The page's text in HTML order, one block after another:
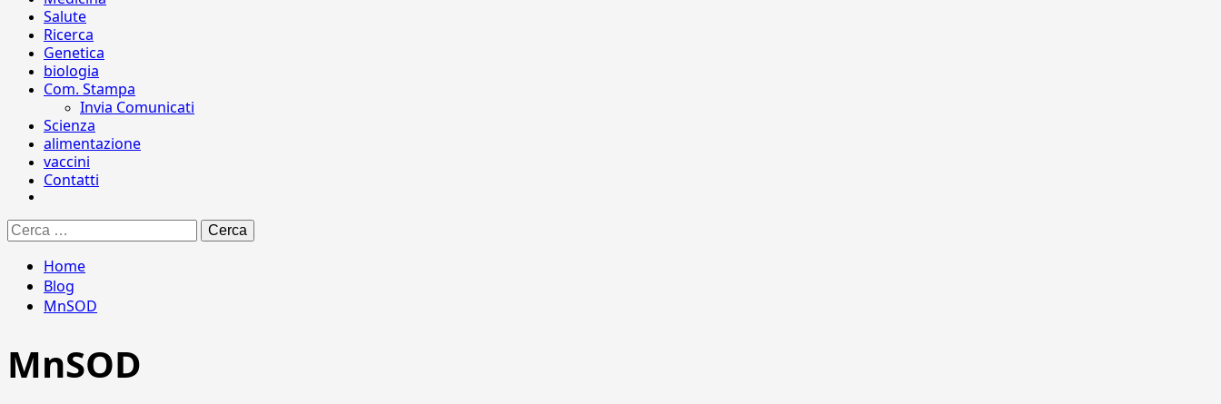
Salute
Ricerca
Genetica
biologia
Com. Stampa
Invia Comunicati
Scienza
alimentazione
vaccini
Contatti
Ricerca
per:
Home
Blog
MnSOD
MnSOD